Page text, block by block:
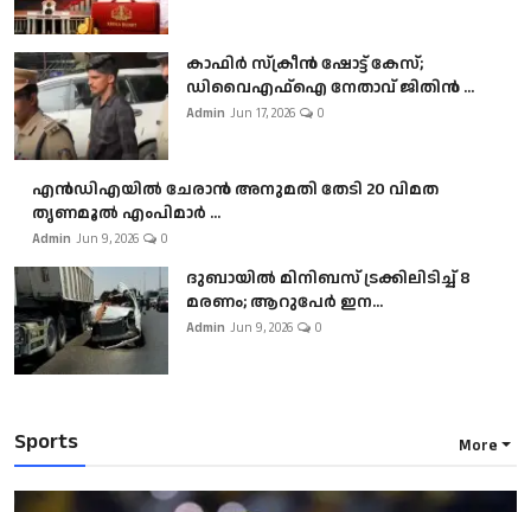
കാഫിർ സ്‌ക്രീൻ ഷോട്ട് കേസ്;
ഡിവൈഎഫ്ഐ നേതാവ് ജിതിൻ ...
Admin Jun 17, 2026 0
എൻഡിഎയിൽ ചേരാൻ അനുമതി തേടി 20 വിമത
തൃണമൂൽ എംപിമാർ ...
Admin Jun 9, 2026 0
ദുബായിൽ മിനിബസ്​ ട്രക്കിലിടിച്ച് 8
മരണം; ആറുപേർ ഇന...
Admin Jun 9, 2026 0
Sports More